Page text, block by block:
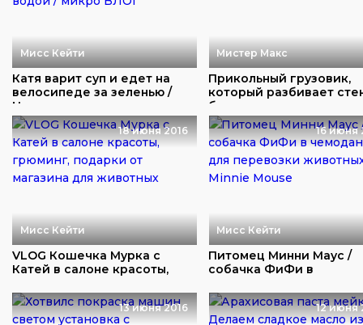
Мисс Кейти
Катя варит суп и едет на
велосипеде за зеленью /
Новая плита...
Мистер Макс
Прикольный грузовик,
который разбивает
большим шаром
18 июня 2016
Мисс Кейти
VLOG Кошечка Мурка с
Катей в салоне красоты,
16 июня
Мисс Кейти
Питомец Минни Маус /
собачка ФиФи в
перевозк...
13 июня 2016 12 июня